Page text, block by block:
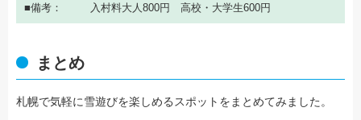
備考 入村料大人800円 高校・大学生600円
まとめ
札幌で気軽に雪遊びを楽しめるスポットをまとめてみました。